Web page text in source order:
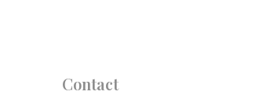
Contact